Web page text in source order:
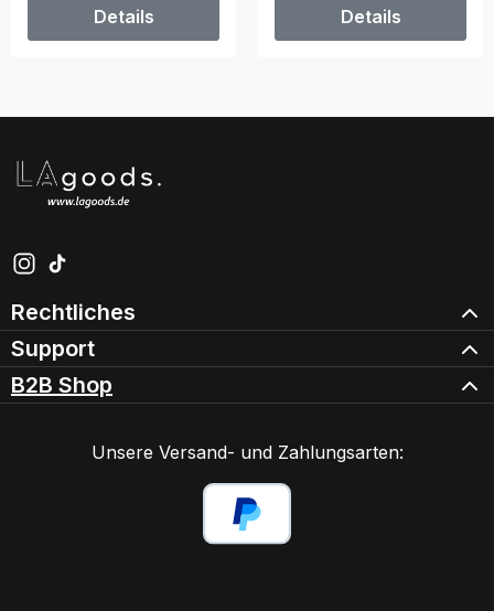
Details Details
Schau auf Instagram vorbei – öffnet in neuem Tab
Sieh dir unsere TikTok-Videos an – öffnet in neuem
Rechtliches
Support
B2B Shop
Unsere Versand- und Zahlungsarten: